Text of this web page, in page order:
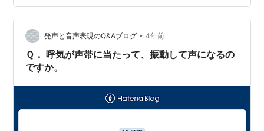
発声と音声表現のQ&Aブログ • 4年前
Ｑ． 呼気が声帯に当たって、振動して声になるの
ですか。